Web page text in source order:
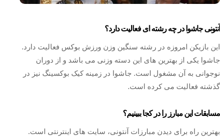
آنتونی جاشوا در چه رشته ای فعالیت دارد؟
این بازیکن امروزه در رشته سنگین وزن ورزش بوکس فعالیت دارد.
جاشوا یکی از بهترین های این دسته وزنی می باشد و از دوران
نوجوانی به آن مشغول است. جاشوا در زمینه کیک بوکسینگ نیز در
گذشته فعالیت می کرده است.
مسابقات این مبارز را در کجا ببینیم؟
بهترین راه برای دیدن مبارزات آنتونی، سایت های اینترنتی است.